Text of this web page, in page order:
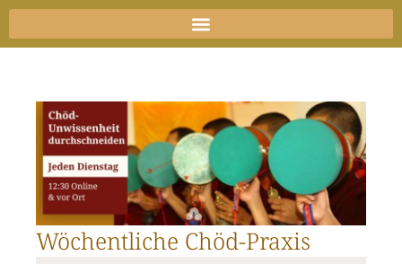
Zum
Inhalt
Wöchentliche Chöd-Praxis